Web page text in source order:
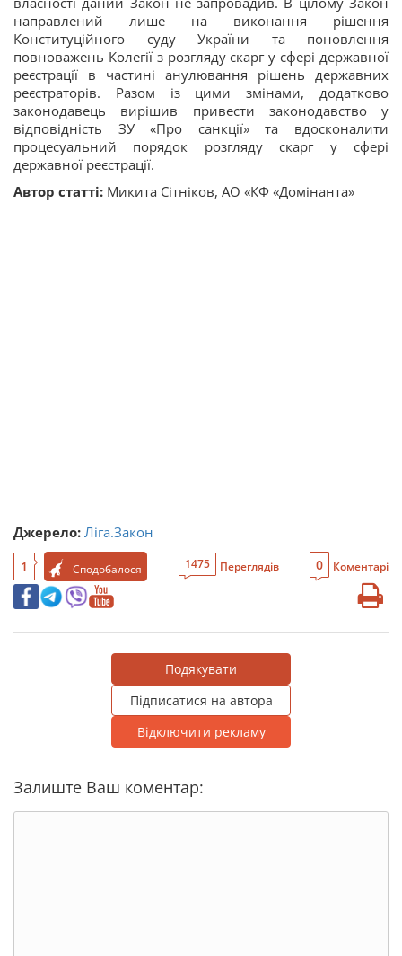
направлений лише на виконання рішення
Конституційного суду України та поновлення
повноважень Колегії з розгляду скарг у сфері державної
реєстрації в частині анулювання рішень державних
реєстраторів. Разом із цими змінами, додатково
законодавець вирішив привести законодавство у
відповідність ЗУ «Про санкції» та вдосконалити
процесуальний порядок розгляду скарг у сфері
державної реєстрації.
Автор статті: Микита Сітніков, АО «КФ «Домінанта»
Джерело: Ліга.Закон
1 Сподобалося 1475 Переглядів 0 Коментарі
Подякувати
Підписатися на автора
Відключити рекламу
Залиште Ваш коментар: